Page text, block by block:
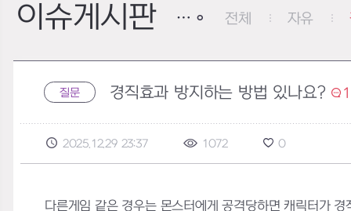
이슈게시판 전체 자유
질문 경직효과 방지하는 방법 있나요? 1
2025.12.29 23:37 1072 0
다른게임 같은 경우는 몬스터에게 공격당하면 캐릭터가